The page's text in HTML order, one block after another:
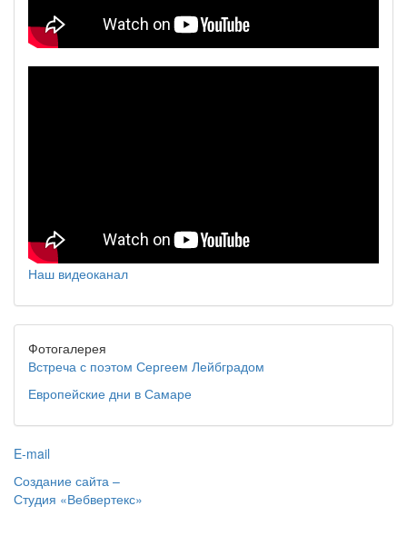
Наш видеоканал
Фотогалерея
Встреча с поэтом Сергеем Лейбградом
Европейские дни в Самаре
E-mail
Создание сайта –
Студия «Вебвертекс»